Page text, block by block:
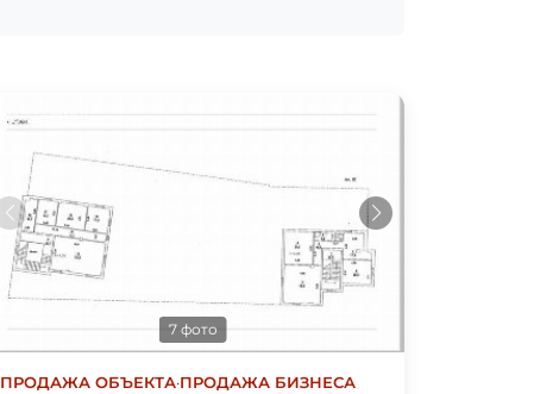
7 фото
ПРОДАЖА ОБЪЕКТА·ПРОДАЖА БИЗНЕСА